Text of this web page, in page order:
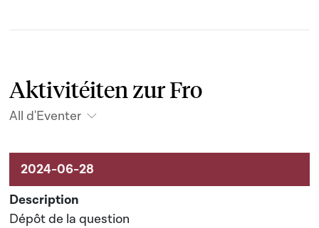
Aktivitéiten zur Fro
All d'Eventer
Aktivitéiten um Dossier
Dépôt de la question